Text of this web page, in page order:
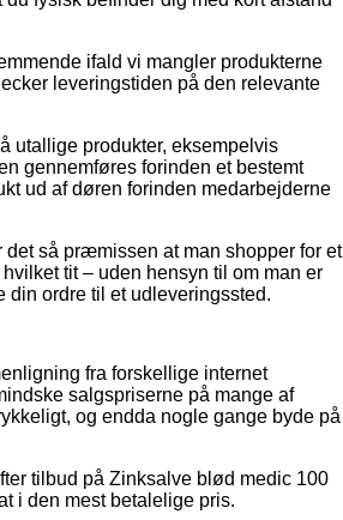
ifald vi mangler produkterne
leveringstiden på den relevante
utallige produkter, eksempelvis
gennemføres forinden et bestemt
ud af døren forinden medarbejderne
så præmissen at man shopper for et
tit – uden hensyn til om man er
din ordre til et udleveringssted.
fra forskellige internet
salgspriserne på mange af
og endda nogle gange byde på
tilbud på Zinksalve blød medic 100
i den mest betalelige pris.